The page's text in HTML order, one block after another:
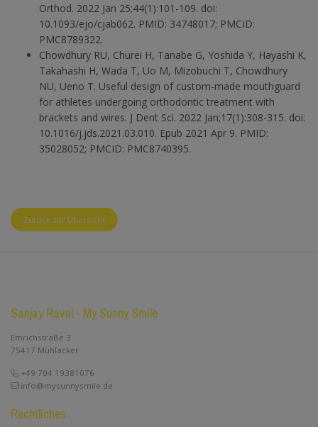
Zurück zur Übersicht
Orthod. 2022 Jan 25;44(1):101-109. doi:
10.1093/ejo/cjab062. PMID: 34748017; PMCID:
PMC8789322.
Chowdhury RU, Churei H, Tanabe G, Yoshida Y, Hayashi K,
Takahashi H, Wada T, Uo M, Mizobuchi T, Chowdhury
NU, Ueno T. Useful design of custom-made mouthguard
for athletes undergoing orthodontic treatment with
brackets and wires. J Dent Sci. 2022 Jan;17(1):308-315. doi:
10.1016/j.jds.2021.03.010. Epub 2021 Apr 9. PMID:
35028052; PMCID: PMC8740395.
Sanjay Raval - My Sunny Smile
Emrichstraße 3
75417 Mühlacker
+49 704 19381076
info@mysunnysmile.de
Rechtliches